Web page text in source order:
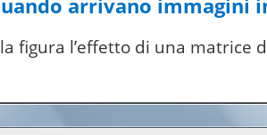
figura l’effetto di una matrice